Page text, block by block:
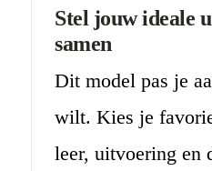
Stel jouw ideale
samen
Dit model pas je
wilt. Kies je
leer, uitvoering en